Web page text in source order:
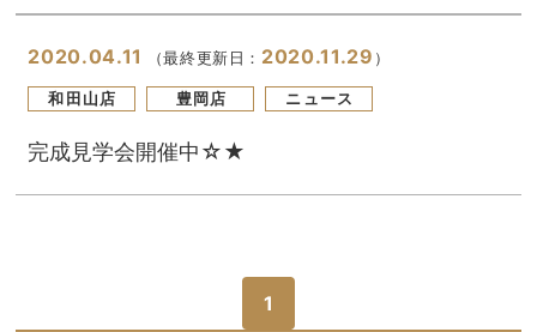
2020.04.11 （最終更新日： 2020.11.29 ）
和田山店 豊岡店 ニュース
完成見学会開催中☆★
1